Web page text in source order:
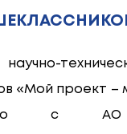
«Мой проект –
с АО